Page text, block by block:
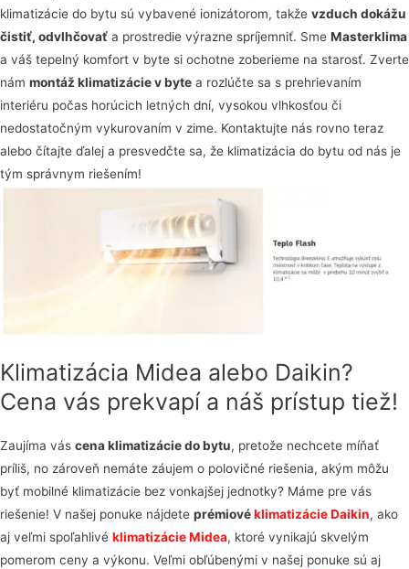
klimatizácie do bytu sú vybavené ionizátorom, takže vzduch dokážu
čistiť, odvlhčovať a prostredie výrazne spríjemniť. Sme Masterklima
a váš tepelný komfort v byte si ochotne zoberieme na starosť. Zverte
nám montáž klimatizácie v byte a rozlúčte sa s prehrievaním
interiéru počas horúcich letných dní, vysokou vlhkosťou či
nedostatočným vykurovaním v zime. Kontaktujte nás rovno teraz
alebo čítajte ďalej a presvedčte sa, že klimatizácia do bytu od nás je
tým správnym riešením!
Klimatizácia Midea alebo Daikin?
Cena vás prekvapí a náš prístup tiež!
Zaujíma vás cena klimatizácie do bytu, pretože nechcete míňať
príliš, no zároveň nemáte záujem o polovičné riešenia, akým môžu
byť mobilné klimatizácie bez vonkajšej jednotky? Máme pre vás
riešenie! V našej ponuke nájdete prémiovéklimatizácie Daikin, ako
aj veľmi spoľahlivé klimatizácie Midea, ktoré vynikajú skvelým
pomerom ceny a výkonu. Veľmi obľúbenými v našej ponuke sú aj